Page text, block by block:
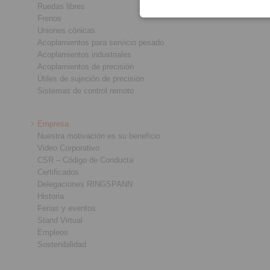
Ruedas libres
Frenos
Uniones cónicas
Acoplamientos para servicio pesado
Acoplamientos industriales
Acoplamientos de precisión
Útiles de sujeción de precisión
Sistemas de control remoto
Empresa
Nuestra motivación es su beneficio
Video Corporativo
CSR – Código de Conducta
Certificados
Delegaciones RINGSPANN
Historia
Ferias y eventos
Stand Virtual
Empleos
Sostenibilidad